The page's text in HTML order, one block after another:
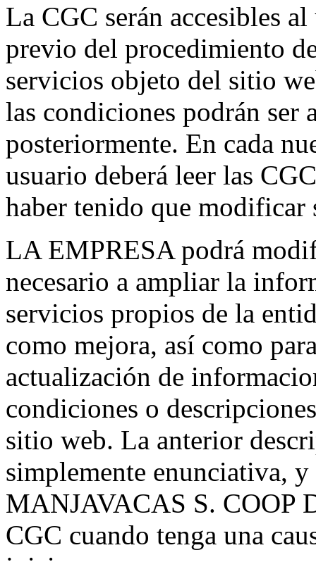
La CGC serán accesibles
previo del procedimiento
servicios objeto del sitio
las condiciones podrán ser
posteriormente. En cada
usuario deberá leer las
haber tenido que modificar
LA EMPRESA podrá
necesario a ampliar la
servicios propios de la
como mejora, así como
actualización de
condiciones o
sitio web. La anterior
simplemente enunciativa,
MANJAVACAS S. COOP
CGC cuando tenga una